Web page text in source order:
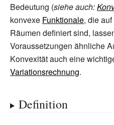
Bedeutung (siehe auch:
konvexe Funktionale, die
Räumen definiert sind,
Voraussetzungen ähnliche
Konvexität auch eine
Variationsrechnung.
Definition